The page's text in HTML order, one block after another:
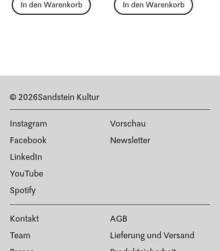
In den Warenkorb In den Warenkorb
© 2026Sandstein Kultur
Instagram
Facebook
LinkedIn
YouTube
Spotify
Vorschau
Newsletter
Kontakt
Team
AGB
Lieferung und Versand